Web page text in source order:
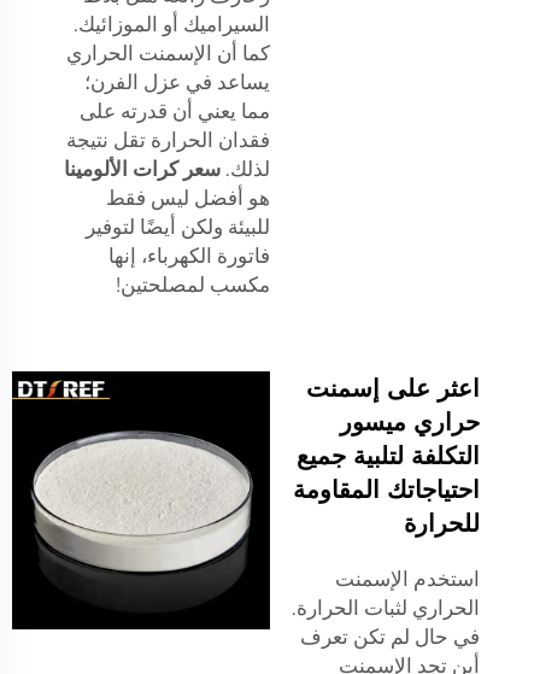
السيراميك أو الموزائيك.
كما أن الإسمنت الحراري
يساعد في عزل الفرن؛
مما يعني أن قدرته على
فقدان الحرارة تقل نتيجة
لذلك. سعر كرات الألومينا
هو أفضل ليس فقط
للبيئة ولكن أيضًا لتوفير
فاتورة الكهرباء، إنها
مكسب لمصلحتين!
اعثر على إسمنت
حراري ميسور
التكلفة لتلبية جميع
احتياجاتك المقاومة
للحرارة
استخدم الإسمنت
الحراري لثبات الحرارة.
في حال لم تكن تعرف
أين تجد الإسمنت